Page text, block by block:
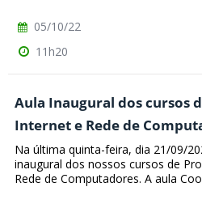
05/10/22
11h20
Aula Inaugural dos cursos
Internet e Rede de
Na última quinta-feira, dia 21/09/
inaugural dos nossos cursos de
Rede de Computadores. A aula